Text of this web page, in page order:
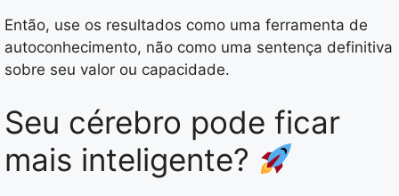
Então, use os resultados como uma ferramenta de
autoconhecimento, não como uma sentença definitiva
sobre seu valor ou capacidade.
Seu cérebro pode ficar
mais inteligente?